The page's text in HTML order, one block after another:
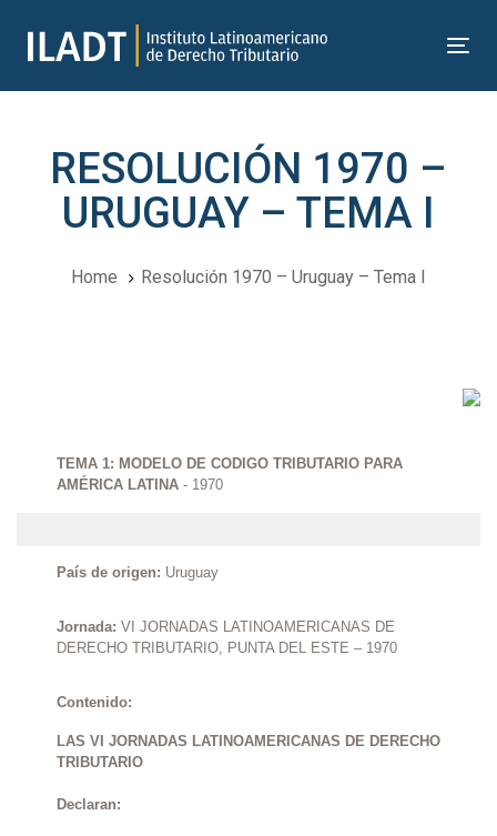
to
to
content
RESOLUCIÓN 1970 –
URUGUAY – TEMA I
Home Resolución 1970 – Uruguay – Tema I
TEMA 1: MODELO DE CODIGO TRIBUTARIO PARA
AMÉRICA LATINA - 1970
País de origen: Uruguay
Jornada: VI JORNADAS LATINOAMERICANAS DE
DERECHO TRIBUTARIO, PUNTA DEL ESTE – 1970
Contenido:
LAS VI JORNADAS LATINOAMERICANAS DE DERECHO
TRIBUTARIO
Declaran:
Post